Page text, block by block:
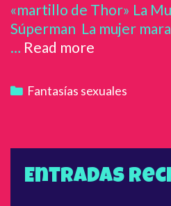
«martillo de Thor» La
Súperman La mujer
… Read more
k
u
C
e
o
Fantasías sexuales
Entradas